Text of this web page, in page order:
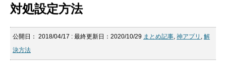
対処設定方法
公開日： 2018/04/17 : 最終更新日：2020/10/29 まとめ記事, 神アプリ , 解
決方法